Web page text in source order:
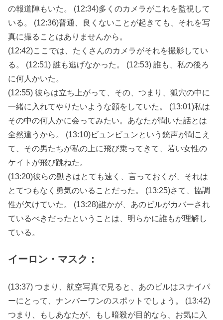
の報道陣もいた。 (12:34)多くのカメラがこれを監視して
いる。 (12:36)普通、良くないことが起きても、それを写
真に撮ることはありませんから。
(12:42)ここでは、たくさんのカメラがそれを撮影してい
る。 (12:51) 誰も逃げなかった。 (12:53) 誰も、私の後ろ
に何人かいた。
(12:55) 彼らは立ち上がって、その、つまり、狐穴の中に
一緒に入れてやりたいような顔をしていた。 (13:01)私は
その中の何人かに会ってみたい。あなたが聞いた話とは
全然違うから。 (13:10)ビュンビュンという銃声が聞こえ
て、その男たちが私の上に飛び乗ってきて、若い女性の
ケイトが飛び跳ねた。
(13:20)彼らの動きはとても速く、言っておくが、それは
とてつもなく勇気のいることだった。 (13:25)さて、協調
性が欠けていた。 (13:28)誰かが、あのビルがカバーされ
ているべきだったということは、明らかに誰もが理解し
ている。
イーロン・マスク：
(13:37) つまり、航空写真で見ると、あのビルはスナイパ
ーにとって、ナンバーワンのスポットでしょう。 (13:42)
つまり、もしあなたが、もし暗殺が目的なら、お気に入